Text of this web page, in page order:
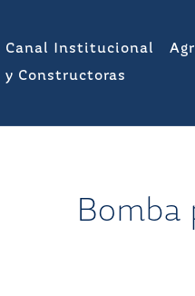
Canal Institucional
y Constructoras
Bomba